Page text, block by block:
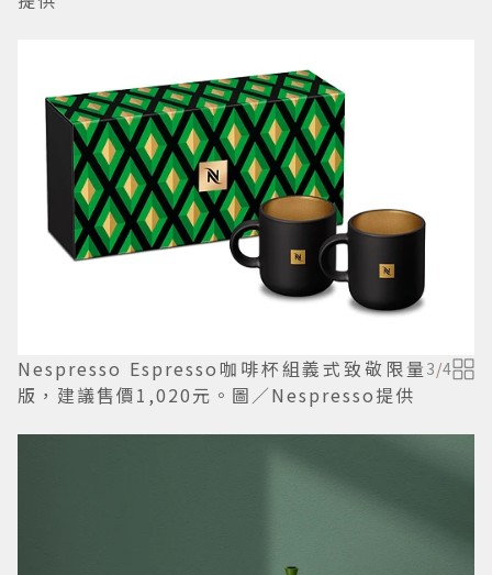
Nespresso Espresso咖啡杯組義式致敬限量
版，建議售價1,020元。圖／Nespresso提供
3/4